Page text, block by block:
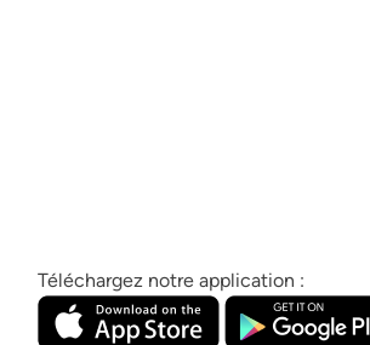
Téléchargez notre application :